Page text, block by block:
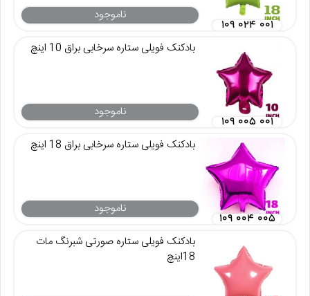
ناموجود
۱۰۹ ۰۲۴ ۰۰۱
بادکنک فویلی ستاره سرخابی براق 10 اینچ
ناموجود
۱۰۹ ۰۰۵ ۰۰۱
بادکنک فویلی ستاره سرخابی براق 18 اینچ
ناموجود
۱۰۹ ۰۰۴ ۰۰۵
بادکنک فویلی ستاره صورتی شبرنگ مات
18اینچ